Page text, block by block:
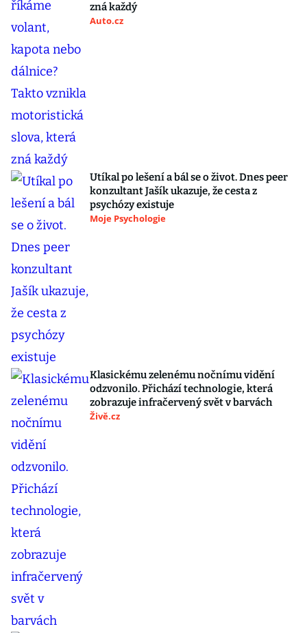
zná každý
Auto.cz
Utíkal po lešení a bál se o život. Dnes peer
konzultant Jašík ukazuje, že cesta z
psychózy existuje
Moje Psychologie
Klasickému zelenému nočnímu vidění
odzvonilo. Přichází technologie, která
zobrazuje infračervený svět v barvách
Živě.cz